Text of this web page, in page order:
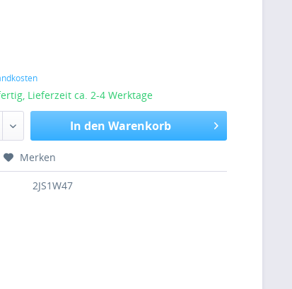
Lieferzeit ca. 2-4 Werktage
In den Warenkorb
Merken
2JS1W47